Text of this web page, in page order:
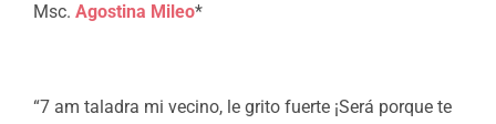
Msc. Agostina Mileo*
“7 am taladra mi vecino, le grito fuerte ¡Será porque te